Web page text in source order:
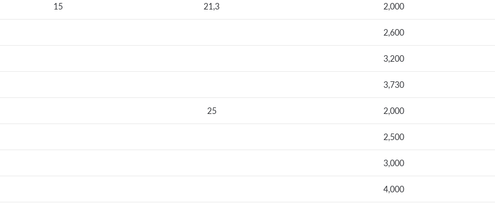
15 21,3 2,000
2,600
3,200
3,730
25 2,000
2,500
3,000
4,000